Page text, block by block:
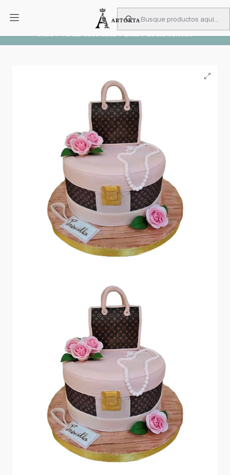
PIDA CON MUCHA ANTICIPACIÓN
Inicio Tortas decoradas Ellas Louis Vuitton